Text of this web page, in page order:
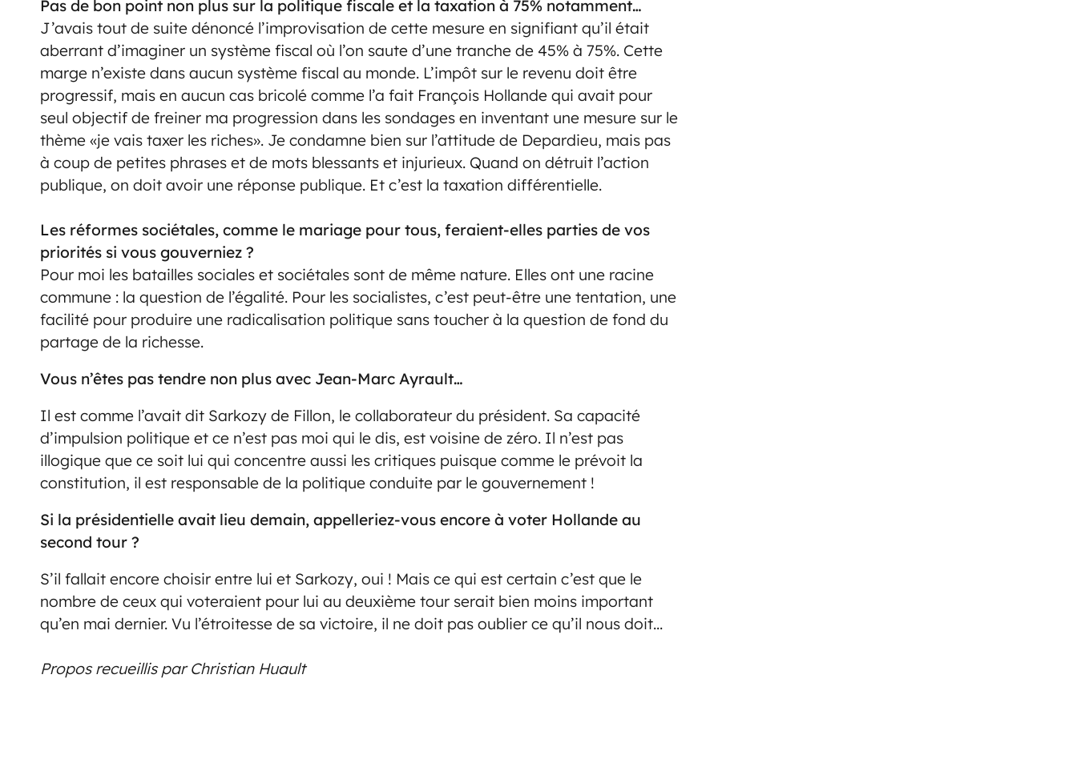
Pas de bon point non plus sur la politique fiscale et la taxation à 75% notamment…
J’avais tout de suite dénoncé l’improvisation de cette mesure en signifiant qu’il était
aberrant d’imaginer un système fiscal où l’on saute d’une tranche de 45% à 75%. Cette
marge n’existe dans aucun système fiscal au monde. L’impôt sur le revenu doit être
progressif, mais en aucun cas bricolé comme l’a fait François Hollande qui avait pour
seul objectif de freiner ma progression dans les sondages en inventant une mesure sur le
thème «je vais taxer les riches». Je condamne bien sur l’attitude de Depardieu, mais pas
à coup de petites phrases et de mots blessants et injurieux. Quand on détruit l’action
publique, on doit avoir une réponse publique. Et c’est la taxation différentielle.
Les réformes sociétales, comme le mariage pour tous, feraient-elles parties de vos
priorités si vous gouverniez ?
Pour moi les batailles sociales et sociétales sont de même nature. Elles ont une racine
commune : la question de l’égalité. Pour les socialistes, c’est peut-être une tentation, une
facilité pour produire une radicalisation politique sans toucher à la question de fond du
partage de la richesse.
Vous n’êtes pas tendre non plus avec Jean-Marc Ayrault…
Il est comme l’avait dit Sarkozy de Fillon, le collaborateur du président. Sa capacité
d’impulsion politique et ce n’est pas moi qui le dis, est voisine de zéro. Il n’est pas
illogique que ce soit lui qui concentre aussi les critiques puisque comme le prévoit la
constitution, il est responsable de la politique conduite par le gouvernement !
Si la présidentielle avait lieu demain, appelleriez-vous encore à voter Hollande au
second tour ?
S’il fallait encore choisir entre lui et Sarkozy, oui ! Mais ce qui est certain c’est que le
nombre de ceux qui voteraient pour lui au deuxième tour serait bien moins important
qu’en mai dernier. Vu l’étroitesse de sa victoire, il ne doit pas oublier ce qu’il nous doit…
Propos recueillis par Christian Huault